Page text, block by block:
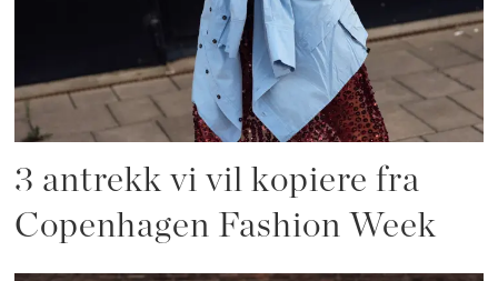
3 antrekk vi vil kopiere fra
Copenhagen Fashion Week